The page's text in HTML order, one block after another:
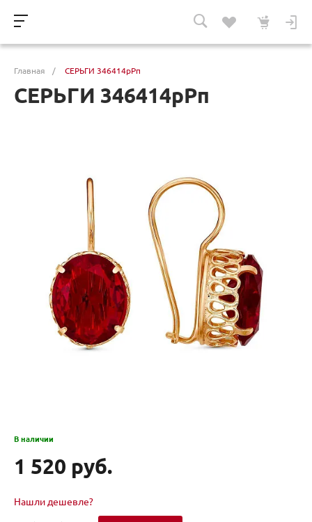
Главная / СЕРЬГИ 346414рРп
СЕРЬГИ 346414рРп
В наличии
1 520 руб.
Нашли дешевле?